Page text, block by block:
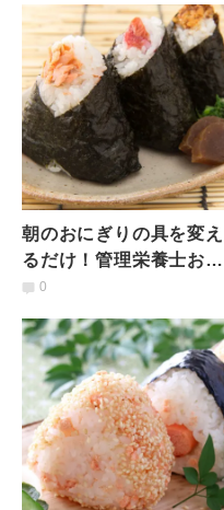
朝のおにぎりの具を変え
るだけ！管理栄養士おす
すめの美肌をサポートす
0